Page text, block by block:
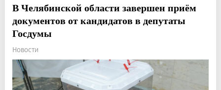
В Челябинской области завершен приём
документов от кандидатов в депутаты
Госдумы
Новости